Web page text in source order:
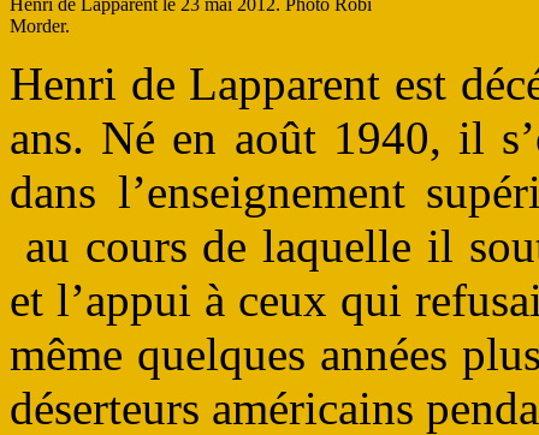
Morder.
Henri de Lapparent est
ans. Né en août 1940, il
dans l’enseignement
au cours de laquelle il
et l’appui à ceux qui
même quelques années
déserteurs américains